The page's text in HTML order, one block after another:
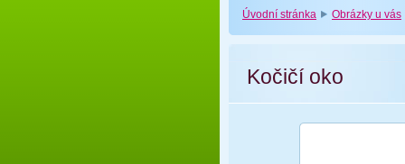
Úvodní stránka Obrázky u vás
Kočičí oko